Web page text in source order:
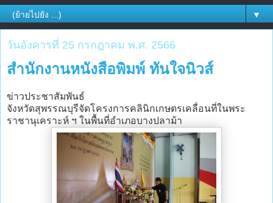
▼
วันอังคารที่ 25 กรกฎาคม พ.ศ. 2566
สำนักงานหนังสือพิมพ์ ทันใจนิวส์
ข่าวประชาสัมพันธ์
จังหวัดสุพรรณบุรีจัดโครงการคลินิกเกษตรเคลื่อนที่ในพระ
ราชานุเคราะห์ ฯ ในพื้นที่อำเภอบางปลาม้า